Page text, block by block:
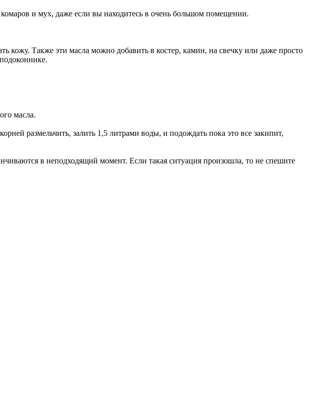
и мух, даже если вы находитесь в очень большом помещении.
кожу. Также эти масла можно добавить в костер, камин, на свечку или даже просто
масла.
размельчить, залить 1,5 литрами воды, и подождать пока это все закипит,
в неподходящий момент. Если такая ситуация произошла, то не спешите